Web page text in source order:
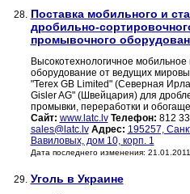
28. Поставка мобильного и
дробильно-
промывочного
Высокотехнологичное
оборудование от ведущих
"Terex GB Limited" (Северная
Gisler AG" (Швейцария) для
промывки, переработки и
Сайт: www.latc.lv Телефон: 812
sales@latc.lv Адрес: 195257,
Вавиловых, дом 10, корп. 1
Дата последнего изменения: 21.01.2011
29. Уголь в Украине